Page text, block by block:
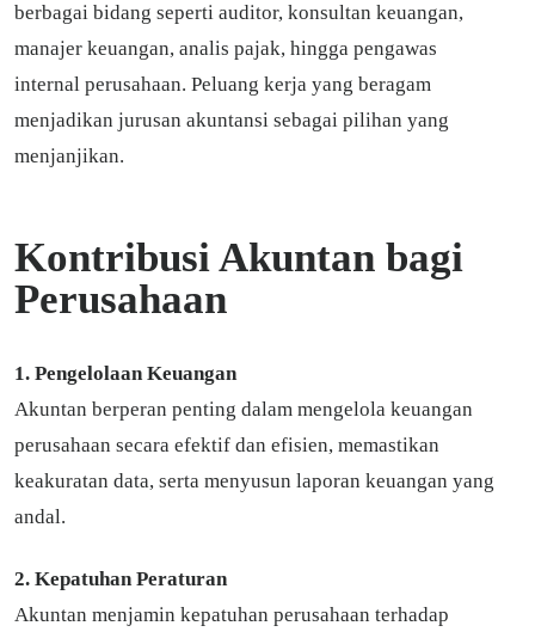
berbagai bidang seperti auditor, konsultan keuangan,
manajer keuangan, analis pajak, hingga pengawas
internal perusahaan. Peluang kerja yang beragam
menjadikan jurusan akuntansi sebagai pilihan yang
menjanjikan.
Kontribusi Akuntan bagi
Perusahaan
1. Pengelolaan Keuangan
Akuntan berperan penting dalam mengelola keuangan
perusahaan secara efektif dan efisien, memastikan
keakuratan data, serta menyusun laporan keuangan yang
andal.
2. Kepatuhan Peraturan
Akuntan menjamin kepatuhan perusahaan terhadap